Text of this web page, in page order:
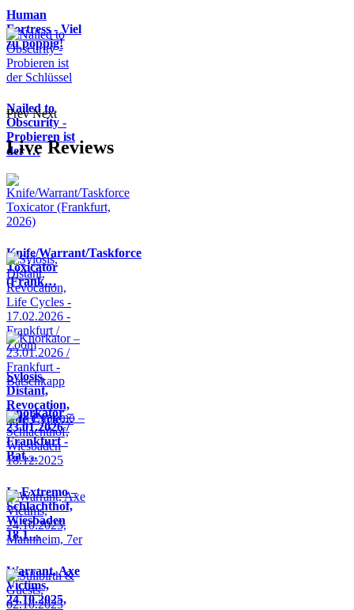
Human
Fortress - Viel
zu poppig!
Nailed to
Obscurity -
Probieren ist
der …
Prev Next
Live Reviews
Knife/Warrant/Taskforce
Toxicator
(Frank…
Sylosis,
Distant,
Revocation,
Life Cycle…
Knorkator –
23.01.2026 /
Frankfurt -
Bat…
In Extremo –
Schlachthof,
Wiesbaden
18.1…
Warrant, Axe
Victims,
24.10.2025,